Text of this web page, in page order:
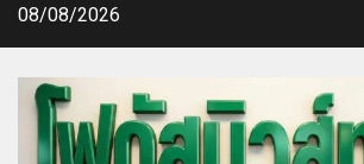
Skip08/08/2026